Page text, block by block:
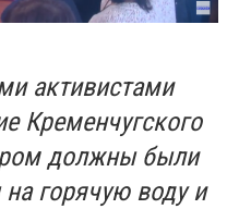
активистами
Кременчугского
должны были
горячую воду и